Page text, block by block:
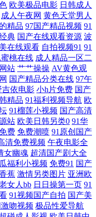
欧美人与动杂交在线 中文第
在线91网站 午夜剧院爽爽 国
全在线观看免费观看大全 国
人人追剧 99视频精品 欧韩
91秘入口 蜜桃91逼视频 一
子 国产精品爽爽网站 色戒观
线视频精品 秒拍视频福利永
午夜在线观看 国产又爽又黄
欧美极品电影 日韩成人
成人午夜网 黄色天堂男人
精品 97国产精品视频 91
典 国产在线观看资源 波
在线观看 自拍视频91 91
桃在线 成人精品一区二
站 艹艹操操 AV黄色观
国产精品分类在线 97午
吉依电影 小h片免费 国产
精品 91福利视频导航 欧
91榴莲小视频 国产高清
站 欧美日韩另类0 91华
费 免费潮喷 91原创国产
清免费视频 午夜电影全
女幽魂 超清国产剧大全
福利小视频 免费91 国产
蕉 激情另类图片 亚洲欧
女人bb 日日操第一页 91
91视频国产自拍 国产美
吻视频 极品性爱导航